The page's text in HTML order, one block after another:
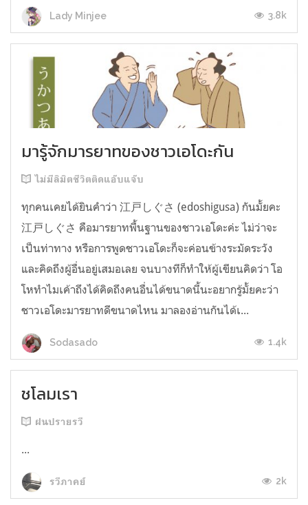
Lady Minjee 3.8k
มารู้จักมารยาทของชาวเอโดะกัน
ไม่มีลิมิตชีวิตติดแอ๊บแจ๊บ
ทุกคนเคยได้ยินคำว่า 江戸しぐさ (edoshigusa) กันมั้ยคะ
江戸しぐさ คือมารยาทพื้นฐานของชาวเอโดะค่ะ ไม่ว่าจะ
เป็นท่าทาง หรือการพูดชาวเอโดะก็จะค่อนข้างระมัดระวัง
และคิดถึงผู้อื่นอยู่เสมอเลย จนบางทีก็ทำให้ผู้เขียนคิดว่า โอ
โหทำไมเค้าถึงได้คิดถึงคนอื่นได้ขนาดนี้นะอยากรู้มั้ยคะว่า
ชาวเอโดะมารยาทดีขนาดไหน มาลองอ่านกันได้เ...
Sodasado 1.4k
ชโลมเรา
ฝนปรายรวี
...
รวีภาคย์ 2k